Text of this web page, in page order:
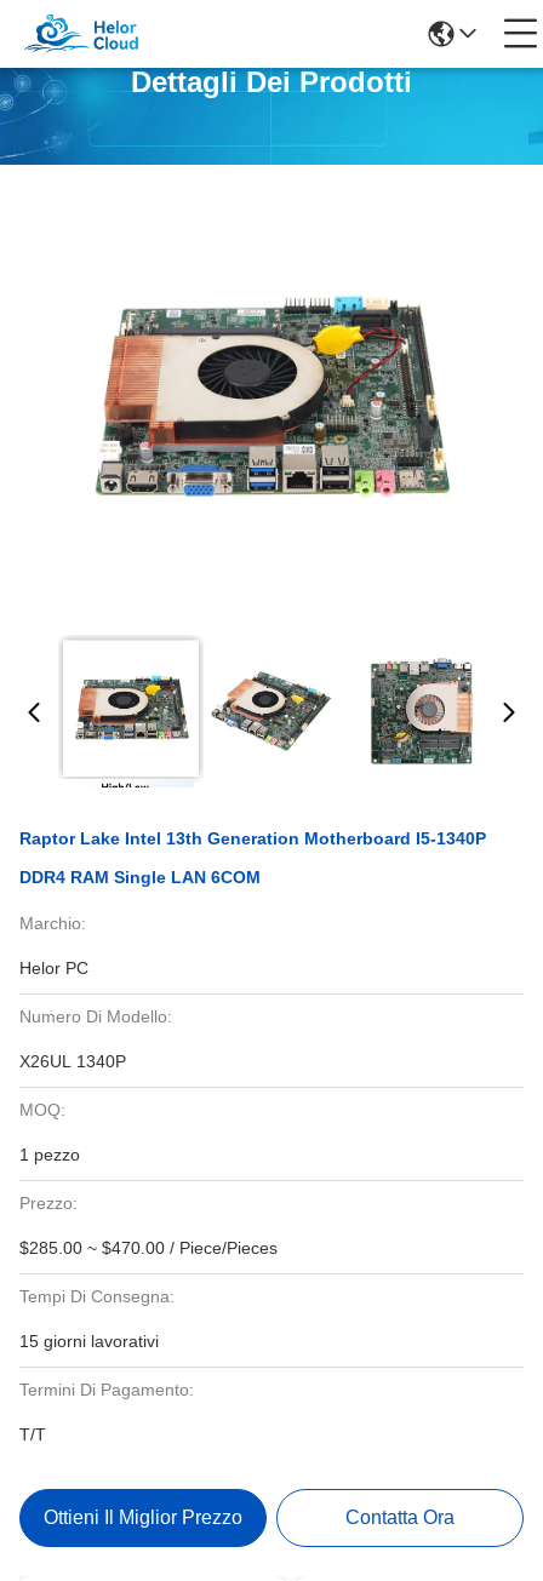
Dettagli Dei Prodotti
Raptor Lake Intel 13th Generation Motherboard I5-1340P
DDR4 RAM Single LAN 6COM
Marchio:
Helor PC
Numero Di Modello:
X26UL 1340P
MOQ:
1 pezzo
Prezzo:
$285.00 ~ $470.00 / Piece/Pieces
Tempi Di Consegna:
15 giorni lavorativi
Termini Di Pagamento:
T/T
Ottieni Il Miglior Prezzo Contatta Ora